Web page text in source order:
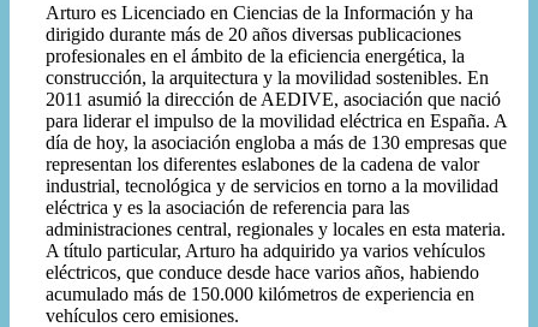
Arturo es Licenciado en Ciencias de la Información y ha
dirigido durante más de 20 años diversas publicaciones
profesionales en el ámbito de la eficiencia energética, la
construcción, la arquitectura y la movilidad sostenibles. En
2011 asumió la dirección de AEDIVE, asociación que nació
para liderar el impulso de la movilidad eléctrica en España. A
día de hoy, la asociación engloba a más de 130 empresas que
representan los diferentes eslabones de la cadena de valor
industrial, tecnológica y de servicios en torno a la movilidad
eléctrica y es la asociación de referencia para las
administraciones central, regionales y locales en esta materia.
A título particular, Arturo ha adquirido ya varios vehículos
eléctricos, que conduce desde hace varios años, habiendo
acumulado más de 150.000 kilómetros de experiencia en
vehículos cero emisiones.